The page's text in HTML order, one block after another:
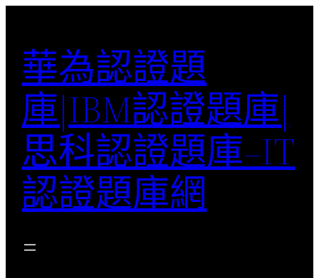
華為認證題
庫|IBM認證題庫|
思科認證題庫–IT
認證題庫網